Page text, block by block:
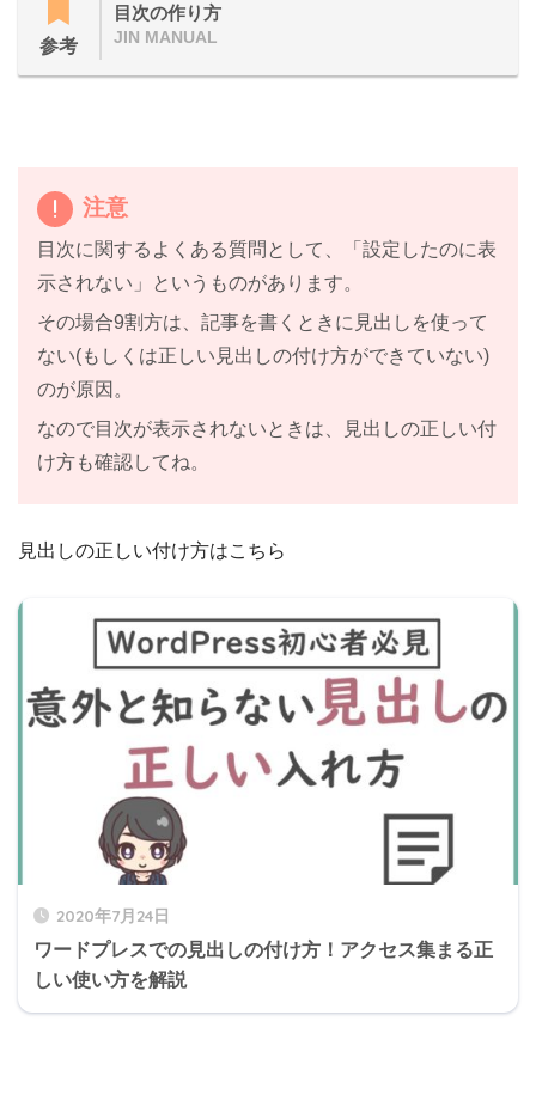
参考
目次の作り方
JIN MANUAL
注意
目次に関するよくある質問として、「設定したのに表
示されない」というものがあります。
その場合9割方は、記事を書くときに見出しを使って
ない(もしくは正しい見出しの付け方ができていない)
のが原因。
なので目次が表示されないときは、見出しの正しい付
け方も確認してね。
見出しの正しい付け方はこちら
2020年7月24日
ワードプレスでの見出しの付け方！アクセス集まる正
しい使い方を解説